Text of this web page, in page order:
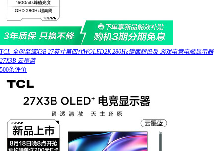
TCL 全能至臻X3B 27英寸第四代WOLED2K 280Hz镜面超低反 游戏电竞电脑显示器
27X3B 云墨蓝
500条评价